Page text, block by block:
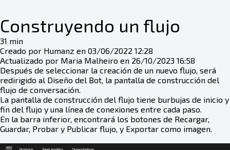
Construyendo un flujo
31 min
Creado por Humanz en 03/06/2022 12:28
Actualizado por Maria Malheiro en 26/10/2023 16:58
Después de seleccionar la creación de un nuevo flujo, será
redirigido al Diseño del Bot, la pantalla de construcción del
flujo de conversación.
La pantalla de construcción del flujo tiene burbujas de inicio y
fin del flujo y una línea de conexiones entre cada paso.
En la barra inferior, encontrará los botones de Recargar,
Guardar, Probar y Publicar flujo, y Exportar como imagen.